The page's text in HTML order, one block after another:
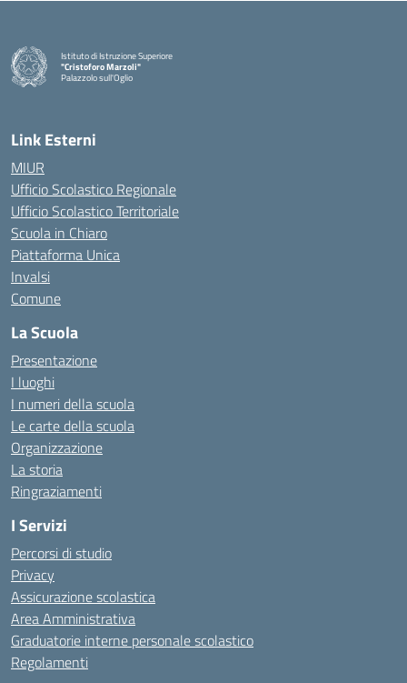
Istituto di Istruzione Superiore
"Cristoforo Marzoli"
Palazzolo sull'Oglio
— Visita la pagina iniziale della scuola
Link Esterni
MIUR
Ufficio Scolastico Regionale
Ufficio Scolastico Territoriale
Scuola in Chiaro
Piattaforma Unica
Invalsi
Comune
La Scuola
Presentazione
I luoghi
I numeri della scuola
Le carte della scuola
Organizzazione
La storia
Ringraziamenti
I Servizi
Percorsi di studio
Privacy
Assicurazione scolastica
Area Amministrativa
Graduatorie interne personale scolastico
Regolamenti